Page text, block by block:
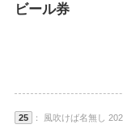
ビール券
25 ： 風吹けば名無し